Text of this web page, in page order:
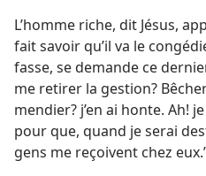
La Tour de Garde annonce le Royaume de Jéhovah (étude) 2017
L’homme riche, dit Jésus,
fait savoir qu’il va le
fasse, se demande ce
me retirer la gestion?
mendier? j’en ai honte. Ah!
pour que, quand je serai
gens me reçoivent chez